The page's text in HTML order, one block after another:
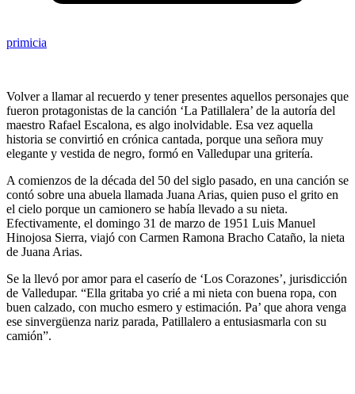
primicia
Volver a llamar al recuerdo y tener presentes aquellos personajes que
fueron protagonistas de la canción ‘La Patillalera’ de la autoría del
maestro Rafael Escalona, es algo inolvidable. Esa vez aquella
historia se convirtió en crónica cantada, porque una señora muy
elegante y vestida de negro, formó en Valledupar una gritería.
A comienzos de la década del 50 del siglo pasado, en una canción se
contó sobre una abuela llamada Juana Arias, quien puso el grito en
el cielo porque un camionero se había llevado a su nieta.
Efectivamente, el domingo 31 de marzo de 1951 Luis Manuel
Hinojosa Sierra, viajó con Carmen Ramona Bracho Cataño, la nieta
de Juana Arias.
Se la llevó por amor para el caserío de ‘Los Corazones’, jurisdicción
de Valledupar. “Ella gritaba yo crié a mi nieta con buena ropa, con
buen calzado, con mucho esmero y estimación. Pa’ que ahora venga
ese sinvergüenza nariz parada, Patillalero a entusiasmarla con su
camión”.